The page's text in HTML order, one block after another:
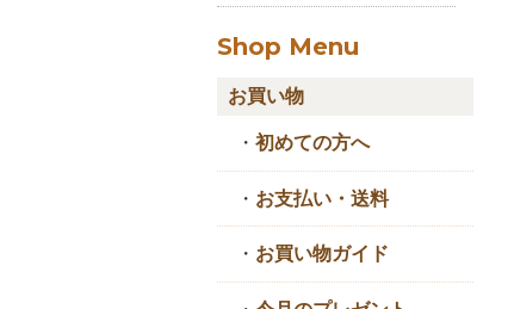
Shop Menu
お買い物
・ 初めての方へ
・ お支払い・送料
・ お買い物ガイド